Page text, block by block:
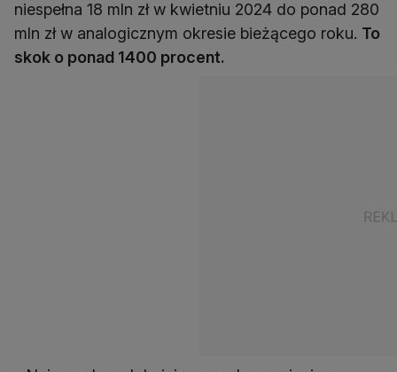
niespełna 18 mln zł w kwietniu 2024 do ponad 280
mln zł w analogicznym okresie bieżącego roku. To
skok o ponad 1400 procent.